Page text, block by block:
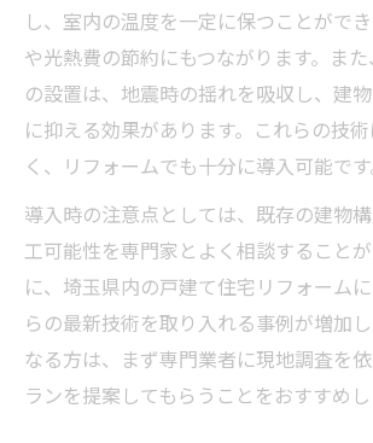
し、室内の温度を一定に保つことがで
や光熱費の節約にもつながります。ま
の設置は、地震時の揺れを吸収し、建
に抑える効果があります。これらの技
く、リフォームでも十分に導入可能です
導入時の注意点としては、既存の建物
工可能性を専門家とよく相談すること
に、埼玉県内の戸建て住宅リフォーム
らの最新技術を取り入れる事例が増加
なる方は、まず専門業者に現地調査を
ランを提案してもらうことをおすすめし